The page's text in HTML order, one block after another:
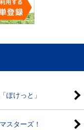
ぽけっと」
スターズ！